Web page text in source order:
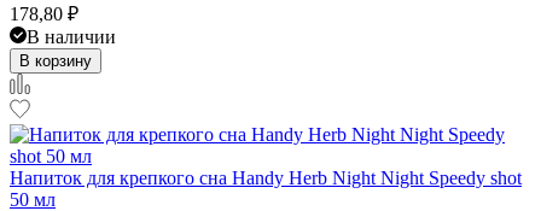
178,80 ₽
В наличии
В корзину
Напиток для крепкого сна Handy Herb Night Night Speedy shot
50 мл